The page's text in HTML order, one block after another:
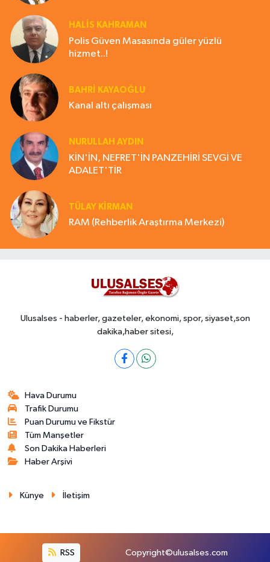
HALIS KAHRAMAN
Polis Güven Masasında güler yüzlü
hizmet..!
BAHRI KAYAOĞLU
Kanal altı çalışması
NURULLAH AYDIN
KİN'İN, NEFRET'İN PANZEHİRİ SEVGİ VE
ADALET'TİR
TÜLAY KİRMAN
RAM (Rehberlik Araştırma Merkezi)
Ulusalses - haberler, gazeteler, ekonomi, spor, siyaset,son
dakika,haber sitesi,
Hava Durumu
Trafik Durumu
Puan Durumu ve Fikstür
Tüm Manşetler
Son Dakika Haberleri
Haber Arşivi
Künye İletişim
RSS Copyright©ulusalses.com